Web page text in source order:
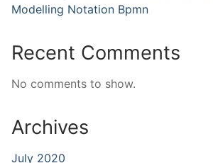
Modelling Notation Bpmn
Recent Comments
No comments to show.
Archives
July 2020